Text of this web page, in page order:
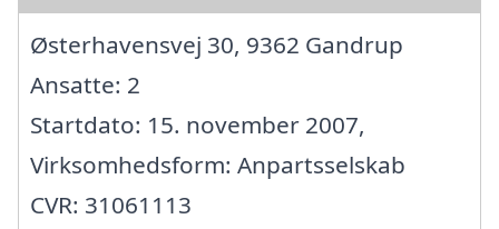
Østerhavensvej 30, 9362 Gandrup
Ansatte: 2
Startdato: 15. november 2007,
Virksomhedsform: Anpartsselskab
CVR: 31061113